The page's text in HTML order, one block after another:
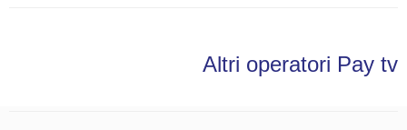
Altri operatori Pay tv